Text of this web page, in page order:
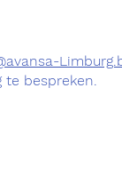
te bespreken.